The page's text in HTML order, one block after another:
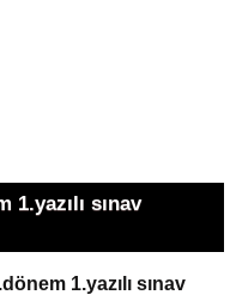
1.yazılı sınav
1.yazılı sınav